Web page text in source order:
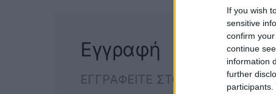
If you wish
sensitive
confirm
continue
information
further
Εγγραφή
ΕΓΓΡΑΦΕΙΤΕ ΣΤΟ NEWSLETTER